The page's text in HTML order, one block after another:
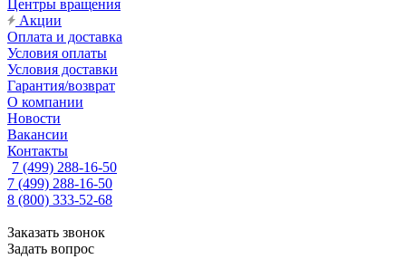
Центры вращения
Акции
Оплата и доставка
Условия оплаты
Условия доставки
Гарантия/возврат
О компании
Новости
Вакансии
Контакты
7 (499) 288-16-50
7 (499) 288-16-50
8 (800) 333-52-68
Заказать звонок
Задать вопрос